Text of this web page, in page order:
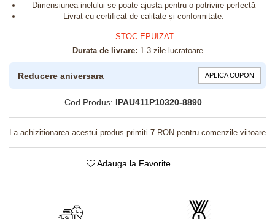
Dimensiunea inelului se poate ajusta pentru o potrivire perfectă
Livrat cu certificat de calitate și conformitate.
STOC EPUIZAT
Durata de livrare: 1-3 zile lucratoare
Reducere aniversara APLICA CUPON
Cod Produs: IPAU411P10320-8890
La achizitionarea acestui produs primiti 7 RON pentru comenzile viitoare
Adauga la Favorite